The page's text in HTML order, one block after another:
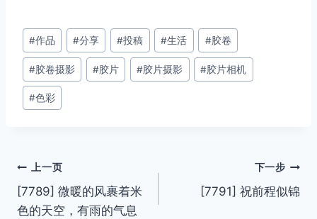
文
章
标
签：
#作品 #分享 #投稿 #生活 #胶卷
#胶卷摄影 #胶片 #胶片摄影 #胶片相机
#色彩
文
章
上一页
[7789] 微暖的风裹着米
色的天空，有雨的气息
下一步
[7791] 祝前程似锦